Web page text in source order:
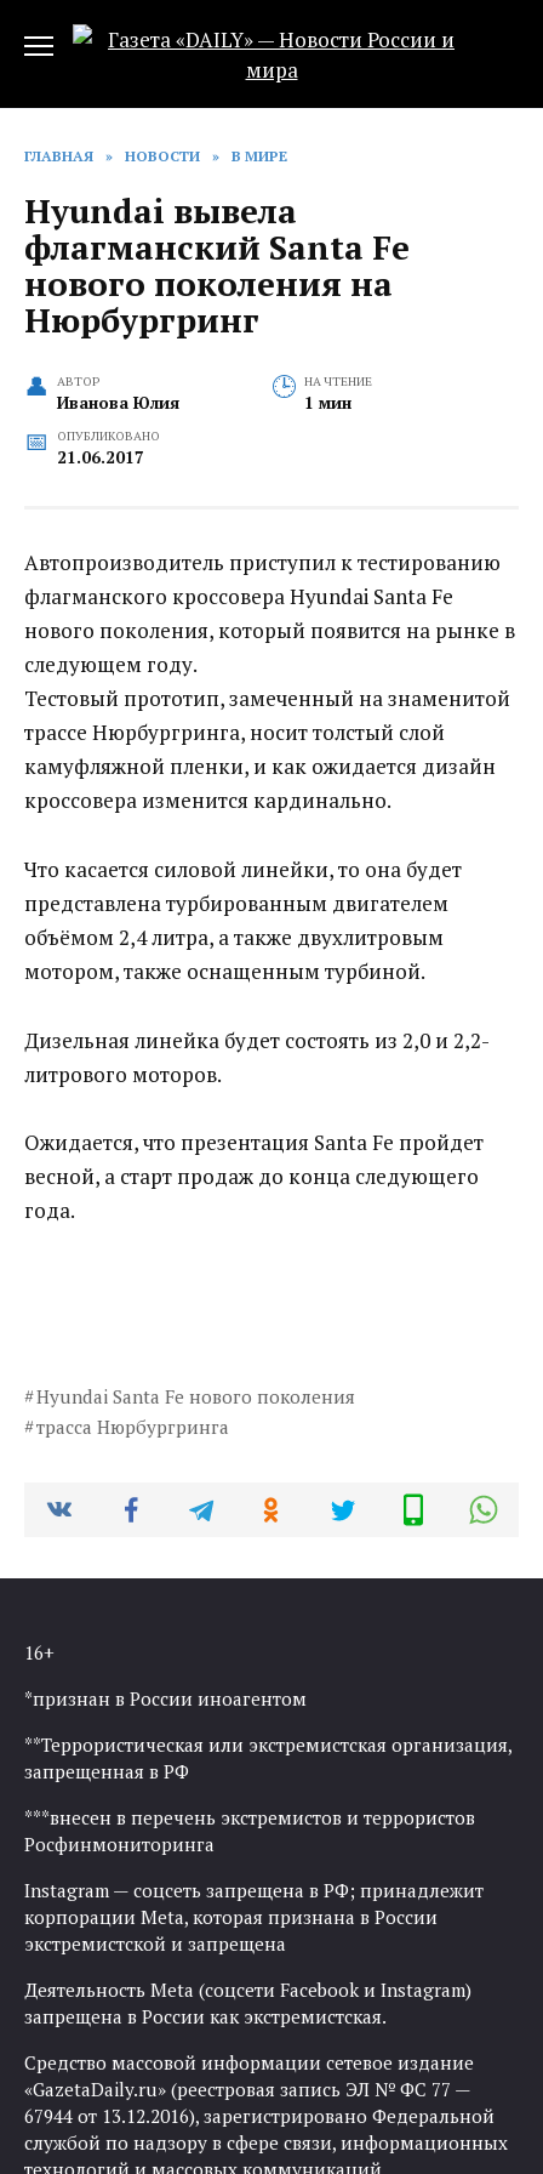
ГЛАВНАЯ » НОВОСТИ » В МИРЕ
Hyundai вывела
флагманский Santa Fe
нового поколения на
Нюрбургринг
АВТОР
Иванова Юлия
НА ЧТЕНИЕ
1 мин
ОПУБЛИКОВАНО
21.06.2017
Автопроизводитель приступил к тестированию
флагманского кроссовера Hyundai Santa Fe
нового поколения, который появится на рынке в
следующем году.
Тестовый прототип, замеченный на знаменитой
трассе Нюрбургринга, носит толстый слой
камуфляжной пленки, и как ожидается дизайн
кроссовера изменится кардинально.
Что касается силовой линейки, то она будет
представлена турбированным двигателем
объёмом 2,4 литра, а также двухлитровым
мотором, также оснащенным турбиной.
Дизельная линейка будет состоять из 2,0 и 2,2-
литрового моторов.
Ожидается, что презентация Santa Fe пройдет
весной, а старт продаж до конца следующего
года.
Hyundai Santa Fe нового поколения
трасса Нюрбургринга
16+
*признан в России иноагентом
**Террористическая или экстремистская организация,
запрещенная в РФ
***внесен в перечень экстремистов и террористов
Росфинмониторинга
Instagram — соцсеть запрещена в РФ; принадлежит
корпорации Meta, которая признана в России
экстремистской и запрещена
Деятельность Meta (соцсети Facebook и Instagram)
запрещена в России как экстремистская.
Средство массовой информации сетевое издание
«GazetaDaily.ru» (реестровая запись ЭЛ № ФС 77 —
67944 от 13.12.2016), зарегистрировано Федеральной
службой по надзору в сфере связи, информационных